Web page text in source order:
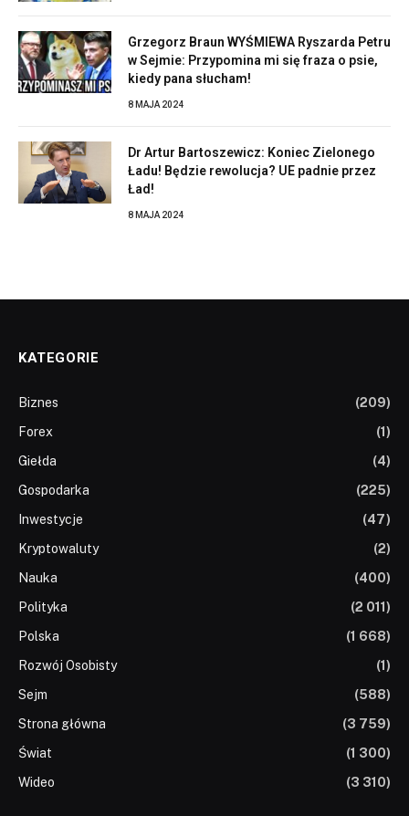
Grzegorz Braun WYŚMIEWA Ryszarda Petru
w Sejmie: Przypomina mi się fraza o psie,
kiedy pana słucham!
8 MAJA 2024
Dr Artur Bartoszewicz: Koniec Zielonego
Ładu! Będzie rewolucja? UE padnie przez
Ład!
8 MAJA 2024
KATEGORIE
Biznes
(209)
Forex
(1)
Giełda
(4)
Gospodarka
(225)
Inwestycje
(47)
Kryptowaluty
(2)
Nauka
(400)
Polityka
(2 011)
Polska
(1 668)
Rozwój Osobisty
(1)
Sejm
(588)
Strona główna
(3 759)
Świat
(1 300)
Wideo
(3 310)